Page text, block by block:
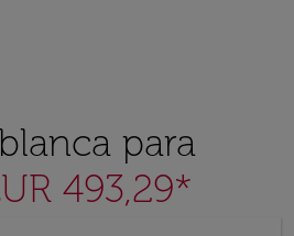
para
493,29*